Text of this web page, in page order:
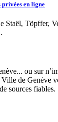
en ligne
Staël, Töpffer,
ou sur
de Genève
sources fiables.